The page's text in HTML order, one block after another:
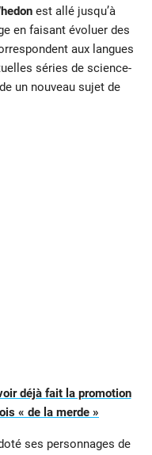
est allé jusqu’à
en faisant évoluer des
aux langues
séries de science-
un nouveau sujet de
déjà fait la promotion
« de la merde »
ses personnages de